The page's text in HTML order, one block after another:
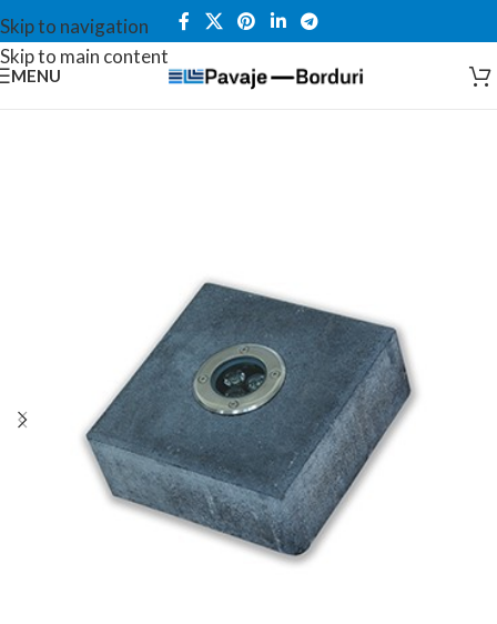
Skip to navigation
Skip to main content
MENU